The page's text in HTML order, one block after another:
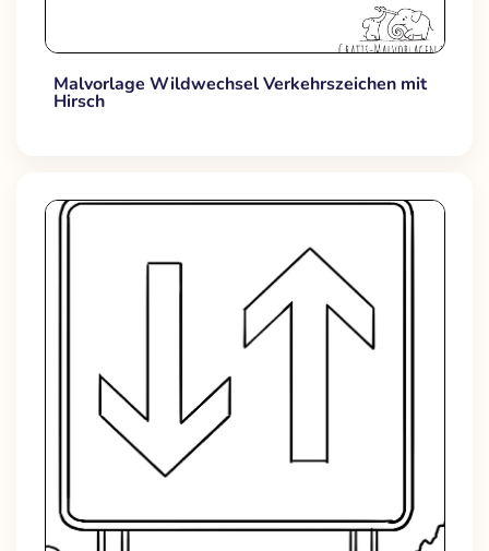
Malvorlage Wildwechsel Verkehrszeichen mit
Hirsch